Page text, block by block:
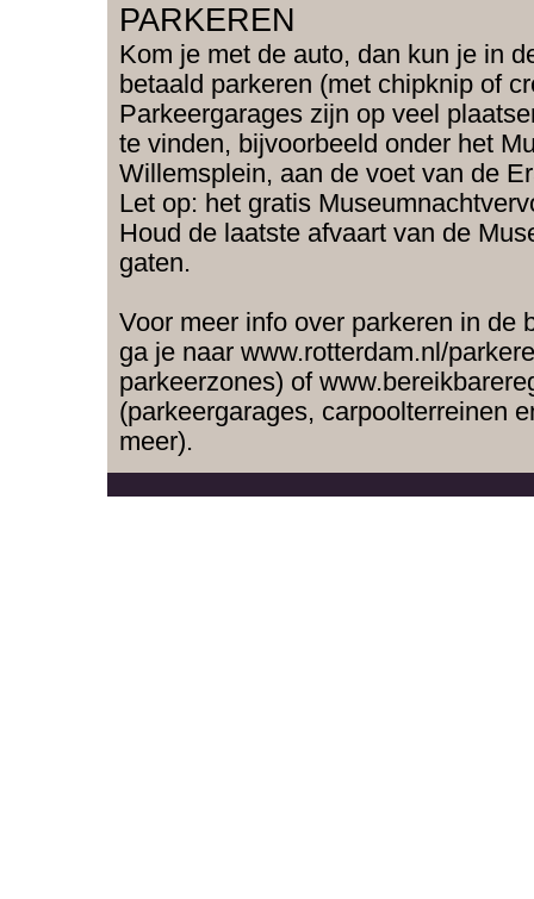
PARKEREN
Kom je met de auto, dan kun je in
betaald parkeren (met chipknip of
Parkeergarages zijn op veel
te vinden, bijvoorbeeld onder het
Willemsplein, aan de voet van de
Let op: het gratis
Houd de laatste afvaart van de
gaten.
Voor meer info over parkeren in de
ga je naar www.rotterdam.nl/
parkeerzones) of
(parkeergarages, carpoolterreinen
meer).